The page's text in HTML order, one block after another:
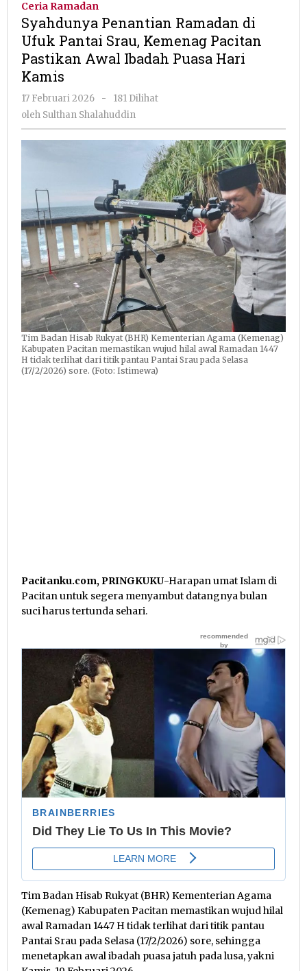
Ufuk
Pantai
Srau,
Pastikan
Awal
Ibadah
Puasa
Kamis
Ceria Ramadan
Syahdunya Penantian Ramadan di
Ufuk Pantai Srau, Kemenag Pacitan
Pastikan Awal Ibadah Puasa Hari
Kamis
17 Februari 2026
oleh
Sulthan
-
181 Dilihat
oleh Sulthan Shalahuddin
Tim Badan Hisab Rukyat (BHR) Kementerian Agama (Kemenag)
Kabupaten Pacitan memastikan wujud hilal awal Ramadan 1447
H tidak terlihat dari titik pantau Pantai Srau pada Selasa
(17/2/2026) sore. (Foto: Istimewa)
Pacitanku.com, PRINGKUKU-Harapan umat Islam di
Pacitan untuk segera menyambut datangnya bulan
suci harus tertunda sehari.
Tim Badan Hisab Rukyat (BHR) Kementerian Agama
(Kemenag) Kabupaten Pacitan memastikan wujud hilal
awal Ramadan 1447 H tidak terlihat dari titik pantau
Pantai Srau pada Selasa (17/2/2026) sore, sehingga
menetapkan awal ibadah puasa jatuh pada lusa, yakni